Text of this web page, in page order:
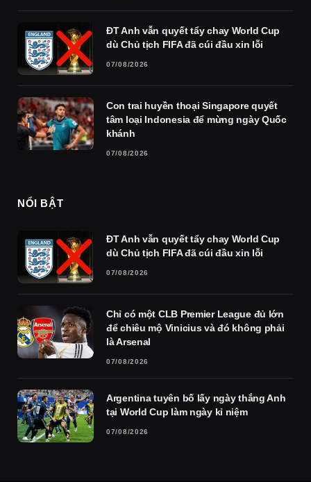
ĐT Anh vẫn quyết tẩy chay World Cup
dù Chủ tịch FIFA đã cúi đầu xin lỗi
07/08/2026
Con trai huyền thoại Singapore quyết
tâm loại Indonesia để mừng ngày Quốc
khánh
07/08/2026
NỔI BẬT
ĐT Anh vẫn quyết tẩy chay World Cup
dù Chủ tịch FIFA đã cúi đầu xin lỗi
07/08/2026
Chỉ có một CLB Premier League đủ lớn
để chiêu mộ Vinicius và đó không phải
là Arsenal
07/08/2026
Argentina tuyên bố lấy ngày thắng Anh
tại World Cup làm ngày kỉ niệm
07/08/2026